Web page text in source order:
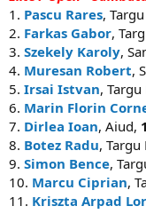
1. Pascu Rares,
2. Farkas Gabor,
3. Szekely Karoly,
4. Muresan Robert,
5. Irsai Istvan,
6. Marin Florin
7. Dirlea Ioan, Aiud,
8. Botez Radu, Targu
9. Simon Bence,
10. Marcu Ciprian,
11. Kriszta Arpad